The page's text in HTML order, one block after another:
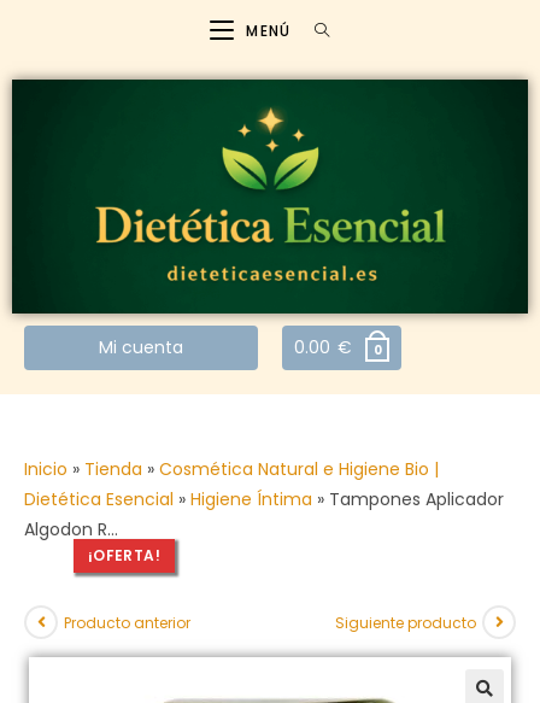
MENÚ
Mi cuenta 0.00 € 0
Inicio » Tienda » Cosmética Natural e Higiene Bio |
Dietética Esencial » Higiene Íntima » Tampones Aplicador
Algodon R…
¡OFERTA!
Producto anterior Siguiente producto